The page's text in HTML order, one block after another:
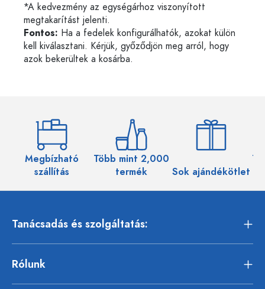
*A kedvezmény az egységárhoz viszonyított
megtakarítást jelenti.
Fontos: Ha a fedelek konfigurálhatók, azokat külön
kell kiválasztani. Kérjük, győződjön meg arról, hogy
azok bekerültek a kosárba.
Megbízható
szállítás
Több mint 2,000
termék
Sok ajándékötlet
Tanácsadás és szolgáltatás:
Rólunk